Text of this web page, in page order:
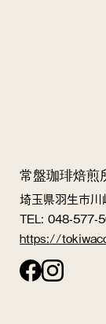
常盤珈琲焙煎
埼玉県羽生市
TEL: 048-577-
https://